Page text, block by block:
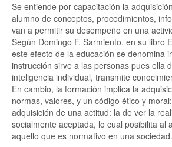
Se entiende por capacitación la
alumno de conceptos, procedimientos,
van a permitir su desempeño en una
Según Domingo F. Sarmiento, en su libro
este efecto de la educación se denomina
instrucción sirve a las personas pues ella
inteligencia individual, transmite
En cambio, la formación implica la
normas, valores, y un código ético y
adquisición de una actitud: la de ver la
socialmente aceptada, lo cual posibilita al
aquello que es normativo en una sociedad.